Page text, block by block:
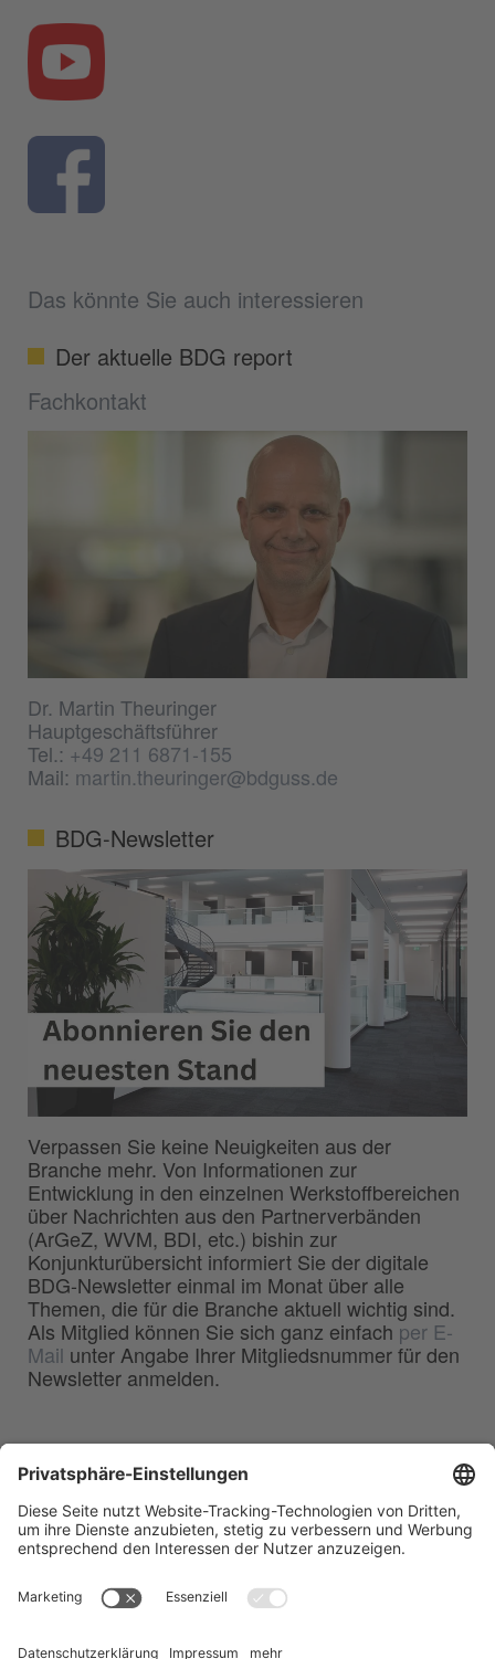
Das könnte Sie auch interessieren
Der aktuelle BDG report
Fachkontakt
Dr. Martin Theuringer
Hauptgeschäftsführer
Tel.:+49 211 6871-155
Mail: martin.theuringer@bdguss.de
BDG-Newsletter
Verpassen Sie keine Neuigkeiten aus der
Branche mehr. Von Informationen zur
Entwicklung in den einzelnen Werkstoffbereichen
über Nachrichten aus den Partnerverbänden
(ArGeZ, WVM, BDI, etc.) bishin zur
Konjunkturübersicht informiert Sie der digitale
BDG-Newsletter einmal im Monat über alle
Themen, die für die Branche aktuell wichtig sind.
Als Mitglied können Sie sich ganz einfach per E-
Mail unter Angabe Ihrer Mitgliedsnummer für den
Newsletter anmelden.
Deutschen Gießerei-Industrie e.V.
40549 Düsseldorf